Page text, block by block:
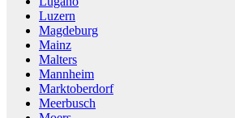
Luzern
Magdeburg
Mainz
Malters
Mannheim
Marktoberdorf
Meerbusch